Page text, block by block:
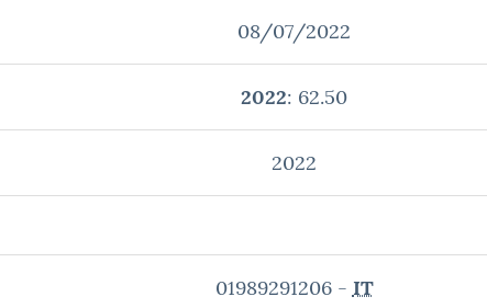
08/07/2022
2022: 62.50
2022
01989291206 - IT